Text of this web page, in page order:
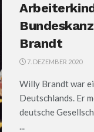
Brandt
7. DEZEMBER 2020
Willy Brandt war
Deutschlands. Er
deutsche
...